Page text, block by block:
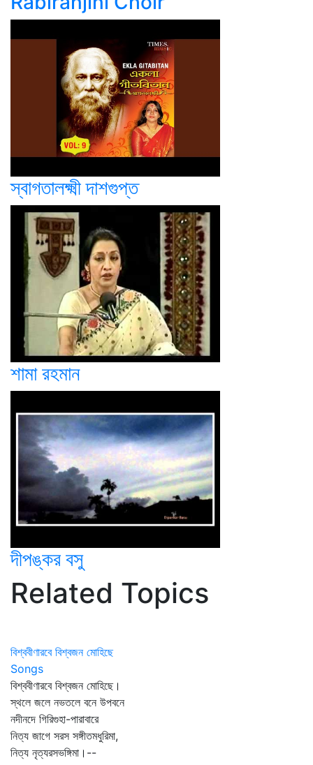
স্বাগতালক্ষ্মী দাশগুপ্ত
শামা রহমান
দীপঙ্কর বসু
Related Topics
বিশ্ববীণারবে বিশ্বজন মোহিছে
Songs
বিশ্ববীণারবে বিশ্বজন মোহিছে।
স্থলে জলে নভতলে বনে উপবনে
নদীনদে গিরিগুহা-পারাবারে
নিত্য জাগে সরস সঙ্গীতমধুরিমা,
নিত্য নৃত্যরসভঙ্গিমা।--